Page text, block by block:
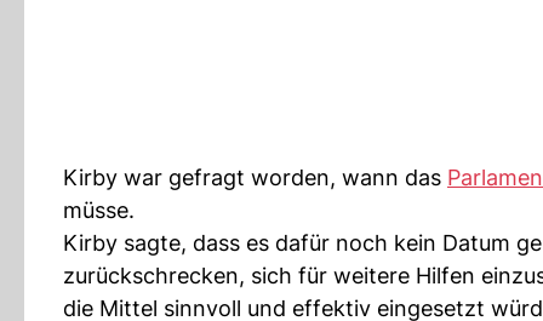
Kirby war gefragt worden, wann das
müsse.
Kirby sagte, dass es dafür noch kein Datum
zurückschrecken, sich für weitere Hilfen
die Mittel sinnvoll und effektiv eingesetzt